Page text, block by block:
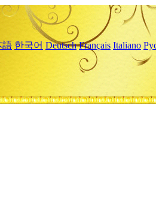
語 한국어 Deutsch Français Italiano